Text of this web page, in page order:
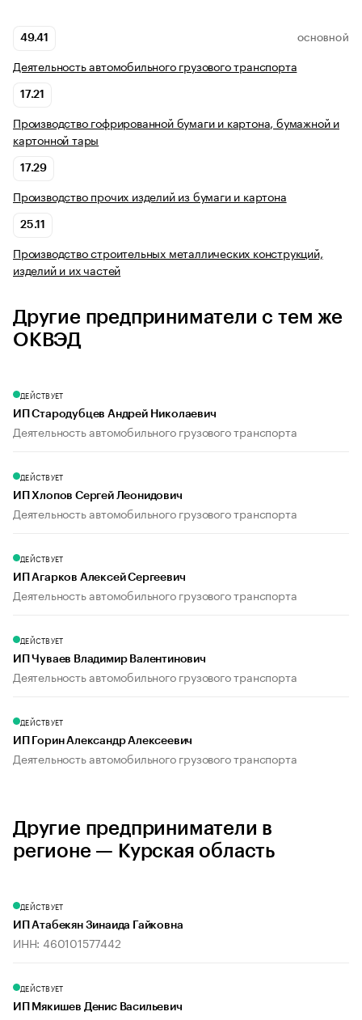
49.41 ОСНОВНОЙ
Деятельность автомобильного грузового транспорта
17.21
Производство гофрированной бумаги и картона, бумажной и
картонной тары
17.29
Производство прочих изделий из бумаги и картона
25.11
Производство строительных металлических конструкций,
изделий и их частей
Другие предприниматели с тем же
ОКВЭД
ДЕЙСТВУЕТ
ИП Стародубцев Андрей Николаевич
Деятельность автомобильного грузового транспорта
ДЕЙСТВУЕТ
ИП Хлопов Сергей Леонидович
Деятельность автомобильного грузового транспорта
ДЕЙСТВУЕТ
ИП Агарков Алексей Сергеевич
Деятельность автомобильного грузового транспорта
ДЕЙСТВУЕТ
ИП Чуваев Владимир Валентинович
Деятельность автомобильного грузового транспорта
ДЕЙСТВУЕТ
ИП Горин Александр Алексеевич
Деятельность автомобильного грузового транспорта
Другие предприниматели в
регионе — Курская область
ДЕЙСТВУЕТ
ИП Атабекян Зинаида Гайковна
ИНН: 460101577442
ДЕЙСТВУЕТ
ИП Мякишев Денис Васильевич